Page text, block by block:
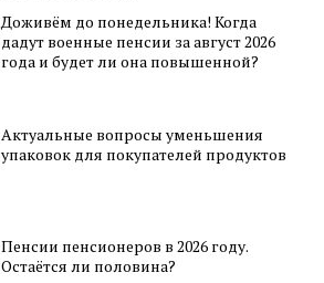
Доживём до понедельника! Когда
дадут военные пенсии за август 2026
года и будет ли она повышенной?
Актуальные вопросы уменьшения
упаковок для покупателей продуктов
Пенсии пенсионеров в 2026 году.
Остаётся ли половина?